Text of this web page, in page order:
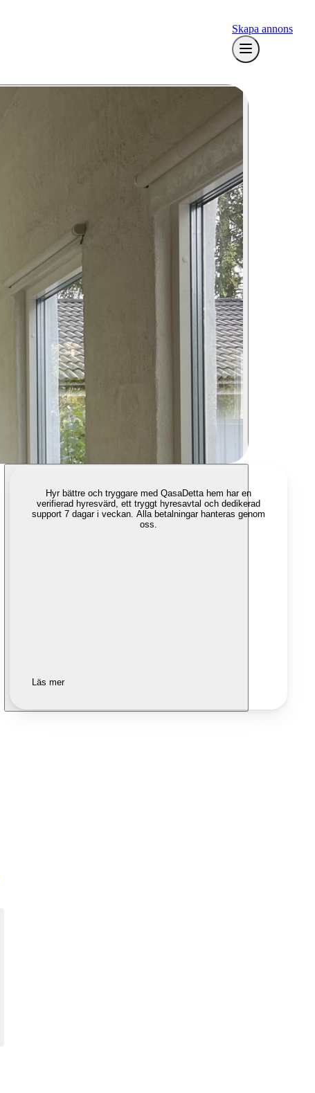
Skapa annons
Hyr bättre och tryggare med QasaDetta hem har en
verifierad hyresvärd, ett tryggt hyresavtal och dedikerad
support 7 dagar i veckan. Alla betalningar hanteras genom
oss.
Läs mer